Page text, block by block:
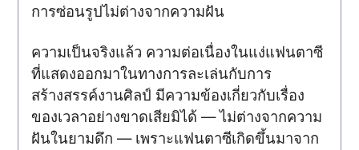
การซ่อนรูปไม่ต่างจากความฝัน
ความเป็นจริงแล้ว ความต่อเนื่องในแง่แฟนตาซี
ที่แสดงออกมาในทางการละเล่นกับการ
สร้างสรรค์งานศิลป์ มีความข้องเกี่ยวกับเรื่อง
ของเวลาอย่างขาดเสียมิได้ — ไม่ต่างจากความ
ฝันในยามดึก — เพราะแฟนตาซีเกิดขึ้นมาจาก